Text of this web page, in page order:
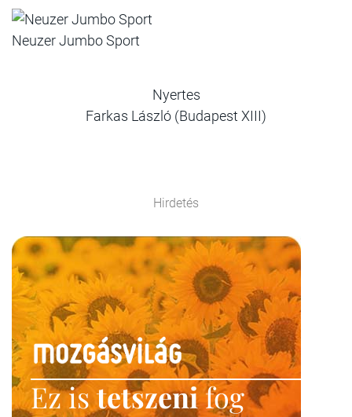
Neuzer Jumbo Sport
Nyertes
Farkas László (Budapest XIII)
Hirdetés
Ez istetszenifog